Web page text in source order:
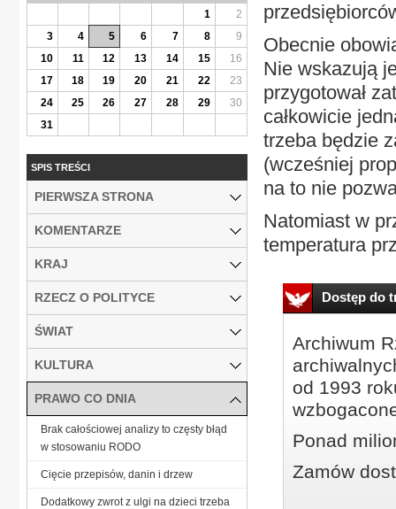
Obecnie
Nie wskazują
przygotował
całkowicie
trzeba będzie
(wcześniej
na to nie
Natomiast w
temperatura
Dostęp do
Archiwum
od 1993
Ponad
Zamów
1
2
3
4 5 6 7 8
9
10
11 12 13 14 15
16
17
18 19 20 21 22
23
24
25 26 27 28 29
30
31
SPIS TREŚCI
PIERWSZA STRONA
KOMENTARZE
KRAJ
RZECZ O POLITYCE
ŚWIAT
KULTURA
PRAWO CO DNIA
Brak całościowej analizy to częsty błąd
w stosowaniu RODO
Cięcie przepisów, danin i drzew
Dodatkowy zwrot z ulgi na dzieci trzeba